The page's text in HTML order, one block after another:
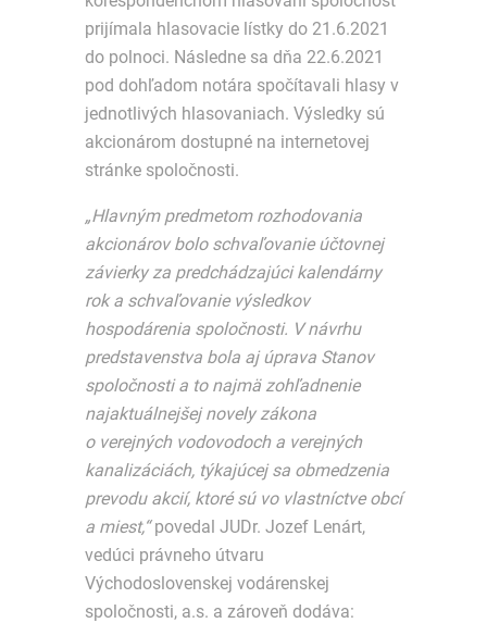
prijímala hlasovacie lístky do 21.6.2021
do polnoci. Následne sa dňa 22.6.2021
pod dohľadom notára spočítavali hlasy v
jednotlivých hlasovaniach. Výsledky sú
akcionárom dostupné na internetovej
stránke spoločnosti.
„Hlavným predmetom rozhodovania
akcionárov bolo schvaľovanie účtovnej
závierky za predchádzajúci kalendárny
rok a schvaľovanie výsledkov
hospodárenia spoločnosti. V návrhu
predstavenstva bola aj úprava Stanov
spoločnosti a to najmä zohľadnenie
najaktuálnejšej novely zákona
o verejných vodovodoch a verejných
kanalizáciách, týkajúcej sa obmedzenia
prevodu akcií, ktoré sú vo vlastníctve obcí
a miest,“povedal JUDr. Jozef Lenárt,
vedúci právneho útvaru
Východoslovenskej vodárenskej
spoločnosti, a.s. a zároveň dodáva: